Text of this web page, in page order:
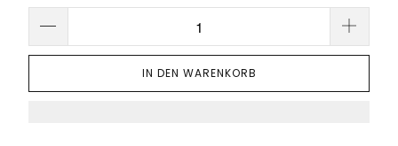
IN DEN WARENKORB